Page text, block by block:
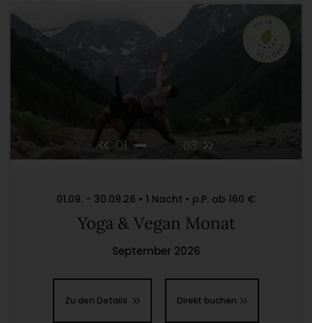
01 03
01.09. - 30.09.26 • 1 Nacht • p.P. ab 160 €
Yoga & Vegan Monat
September 2026
Zu den Details Direkt buchen